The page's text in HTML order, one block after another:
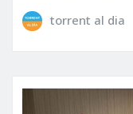
torrent al dia